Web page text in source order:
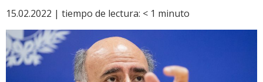
15.02.2022 | tiempo de lectura: < 1 minuto